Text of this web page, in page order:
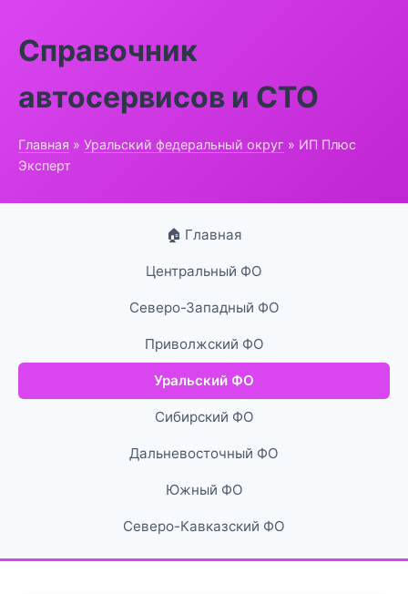
Справочник
автосервисов и СТО
Главная » Уральский федеральный округ » ИП Плюс
Эксперт
🏠 Главная
Центральный ФО
Северо-Западный ФО
Приволжский ФО
Уральский ФО
Сибирский ФО
Дальневосточный ФО
Южный ФО
Северо-Кавказский ФО